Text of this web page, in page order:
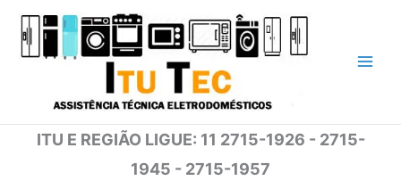
para
ITU E REGIÃO LIGUE: 11 2715-1926 - 2715-
1945 - 2715-1957